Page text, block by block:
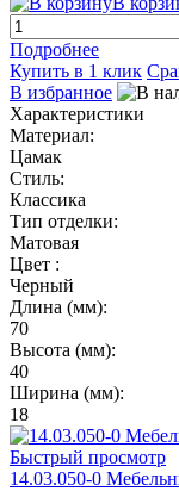
Подробнее
Купить в 1 клик
В избранное
Характеристики
Материал:
Цамак
Стиль:
Классика
Тип отделки:
Матовая
Цвет :
Черный
Длина (мм):
70
Высота (мм):
40
Ширина (мм):
18
Быстрый просмотр
14.03.050-0